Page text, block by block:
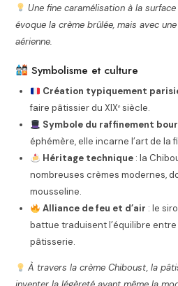
Une fine caramélisation à la
évoque la crème brûlée, mais avec
aérienne.
Symbolisme et culture
Création typiquement
faire pâtissier du XIXᵉ siècle.
Symbole du raffinement
éphémère, elle incarne l’art de la
Héritage technique : la
nombreuses crèmes modernes,
mousseline.
Alliance de feu et d’air : le
battue traduisent l’équilibre
pâtisserie.
À travers la crème Chiboust, la